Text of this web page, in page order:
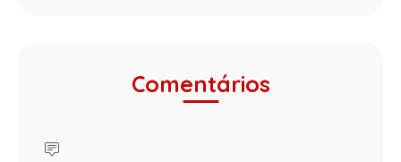
Comentários